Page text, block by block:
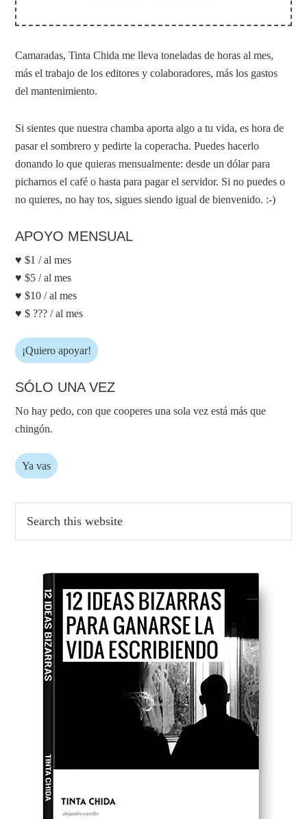
Camaradas, Tinta Chida me lleva toneladas de horas al mes,
más el trabajo de los editores y colaboradores, más los gastos
del mantenimiento.
Si sientes que nuestra chamba aporta algo a tu vida, es hora de
pasar el sombrero y pedirte la coperacha. Puedes hacerlo
donando lo que quieras mensualmente: desde un dólar para
picharnos el café o hasta para pagar el servidor. Si no puedes o
no quieres, no hay tos, sigues siendo igual de bienvenido. :-)
APOYO MENSUAL
♥ $1 / al mes
♥ $5 / al mes
♥ $10 / al mes
♥ $ ??? / al mes
¡Quiero apoyar!
SÓLO UNA VEZ
No hay pedo, con que cooperes una sola vez está más que
chingón.
Ya vas